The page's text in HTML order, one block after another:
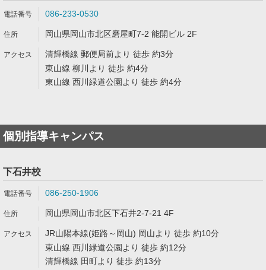
086-233-0530
岡山県岡山市北区磨屋町7-2 能開ビル 2F
清輝橋線 郵便局前より 徒歩 約3分
東山線 柳川より 徒歩 約4分
東山線 西川緑道公園より 徒歩 約4分
個別指導キャンパス
下石井校
086-250-1906
岡山県岡山市北区下石井2-7-21 4F
JR山陽本線(姫路～岡山) 岡山より 徒歩 約10分
東山線 西川緑道公園より 徒歩 約12分
清輝橋線 田町より 徒歩 約13分